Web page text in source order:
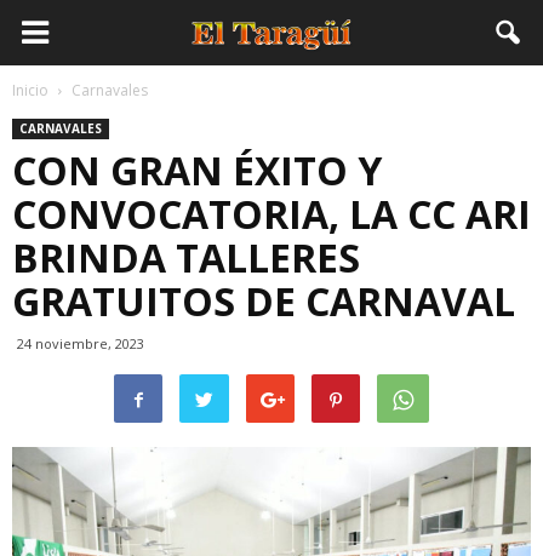
Inicio Carnavales
CARNAVALES
CON GRAN ÉXITO Y
CONVOCATORIA, LA CC ARI
BRINDA TALLERES
GRATUITOS DE CARNAVAL
24 noviembre, 2023